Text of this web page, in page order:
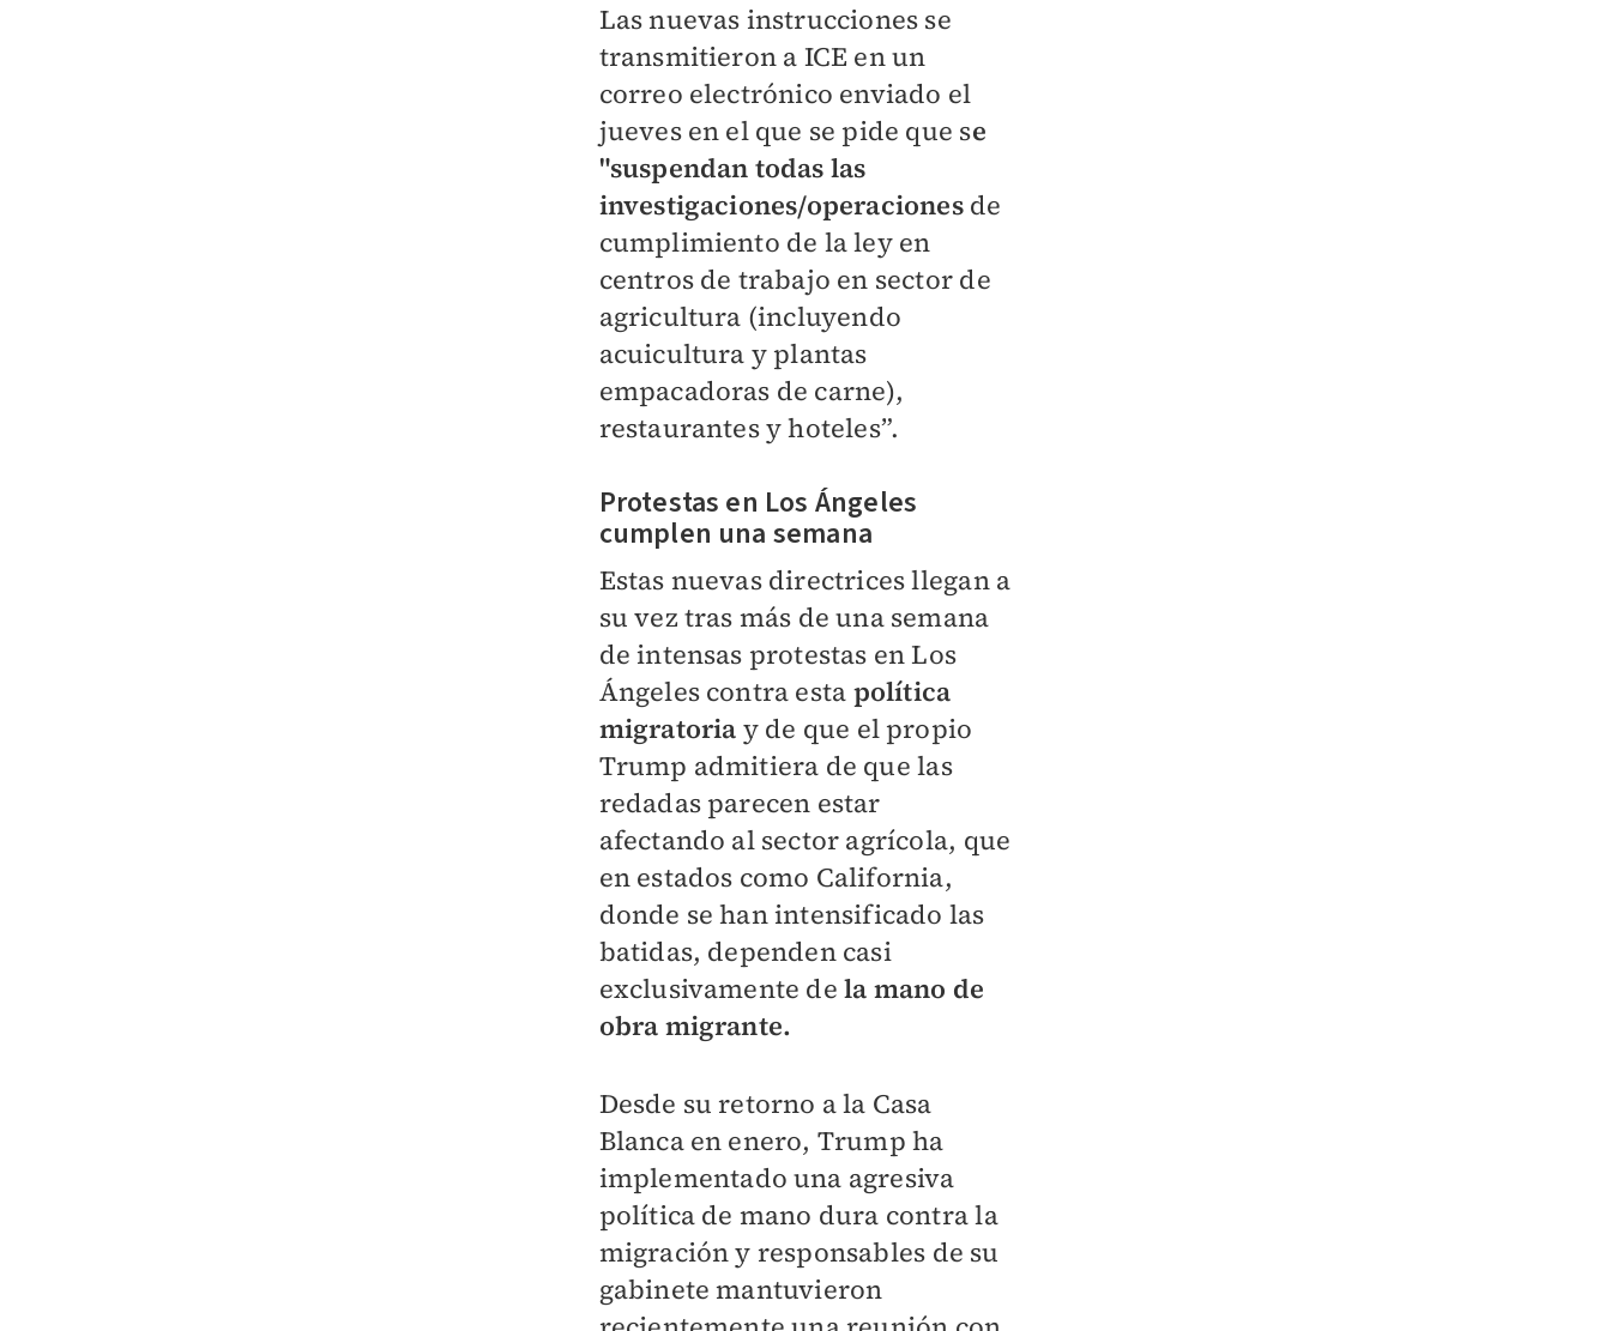
Las nuevas instrucciones se
transmitieron a ICE en un
correo electrónico enviado el
jueves en el que se pide que se
"suspendan todas las
investigaciones/operacionesde
cumplimiento de la ley en
centros de trabajo en sector de
agricultura (incluyendo
acuicultura y plantas
empacadoras de carne),
restaurantes y hoteles”.
Protestas en Los Ángeles
cumplen una semana
Estas nuevas directrices llegan a
su vez tras más de una semana
de intensas protestas en Los
Ángeles contra esta política
migratoria y de que el propio
Trump admitiera de que las
redadas parecen estar
afectando al sector agrícola, que
en estados como California,
donde se han intensificado las
batidas, dependen casi
exclusivamente dela mano de
obra migrante.
Desde su retorno a la Casa
Blanca en enero, Trump ha
implementado una agresiva
política de mano dura contra la
migración y responsables de su
gabinete mantuvieron